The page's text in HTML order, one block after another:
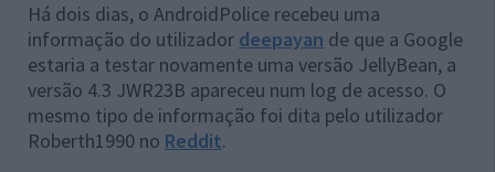
Há dois dias, o AndroidPolice recebeu uma
informação do utilizador deepayan de que a Google
estaria a testar novamente uma versão JellyBean, a
versão 4.3 JWR23B apareceu num log de acesso. O
mesmo tipo de informação foi dita pelo utilizador
Roberth1990 no Reddit.